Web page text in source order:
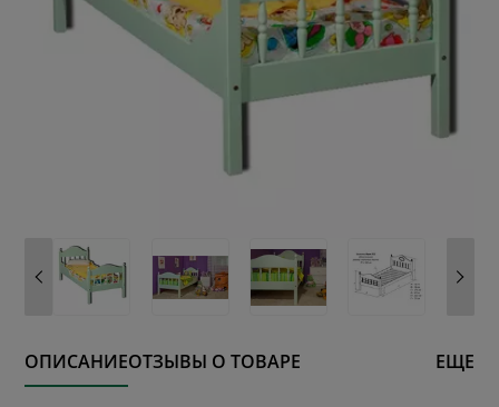
ОПИСАНИЕОТЗЫВЫ О ТОВАРЕ ЕЩЕ